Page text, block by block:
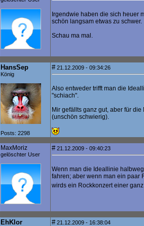
Irgendwie haben die sich heuer
schön langsam etwas zu schwer.
Schau ma mal.
HansSep
König
Posts: 2298
#21.12.2009 - 09:34:26
Also entweder trifft man die
"schiach".
Mir gefällts ganz gut, aber für
(unschön schwierig).
MaxMoriz
gelöschter User
#21.12.2009 - 09:40:23
Wenn man die Ideallinie
fahren; aber wenn man ein paar
wirds ein Rockkonzert einer
EhKlor #21.12.2009 - 16:38:04